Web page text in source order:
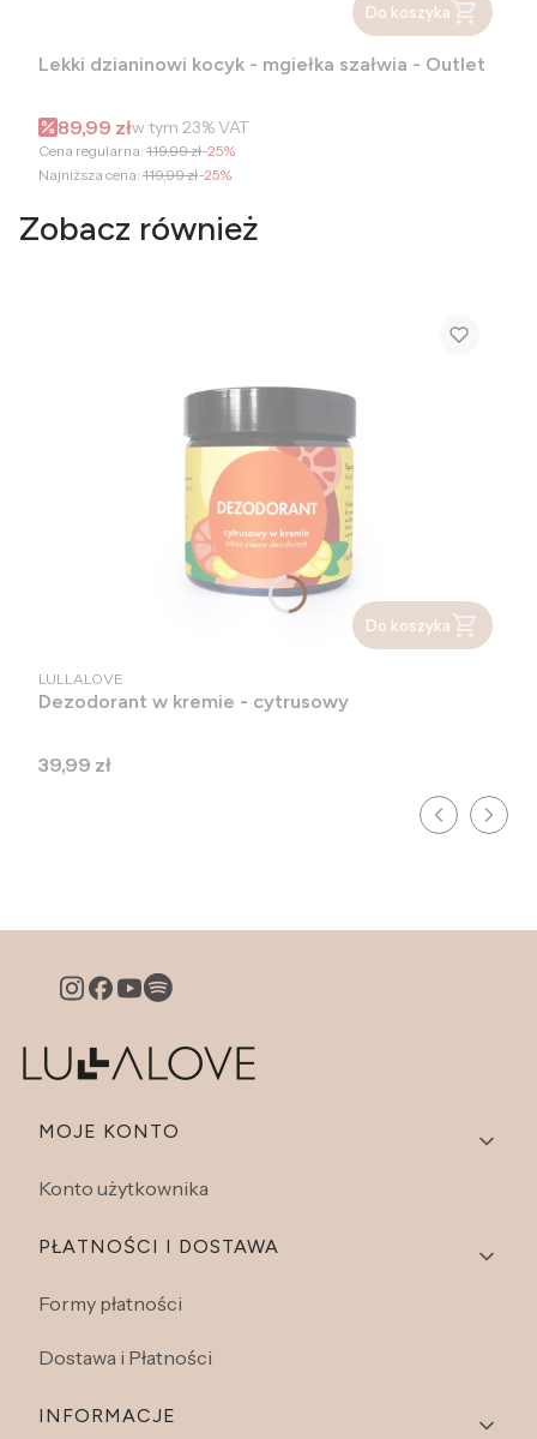
Do koszyka
Lekki dzianinowi kocyk - mgiełka szałwia - Outlet
Cena promocyjna brutto
89,99 złw tym 23%VAT
Cena regularna: 119,99 zł-25%
Najniższa cena: 119,99 zł-25%
Zobacz również
Do koszyka
PRODUCENT
LULLALOVE
Dezodorant w kremie - cytrusowy
Cena
39,99 zł
Linki w stopce
MOJE KONTO
Konto użytkownika
PŁATNOŚCI I DOSTAWA
Formy płatności
Dostawa i Płatności
INFORMACJE